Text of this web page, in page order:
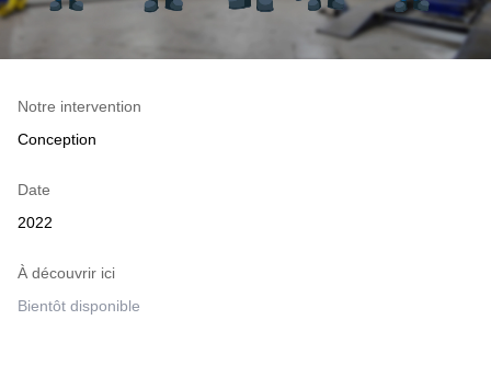
Notre intervention
Conception
Date
2022
À découvrir ici
Bientôt disponible